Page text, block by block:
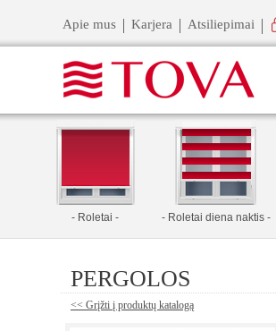
Apie mus Karjera Atsiliepimai
- Roletai - - Roletai diena naktis -
PERGOLOS
<< Grįžti į produktų katalogą